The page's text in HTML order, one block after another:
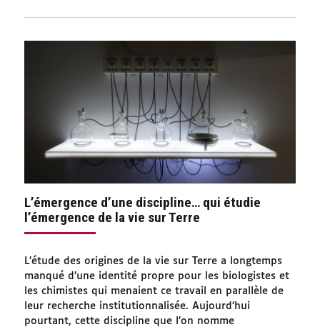
L’émergence d’une discipline… qui étudie
l’émergence de la vie sur Terre
L’étude des origines de la vie sur Terre a longtemps
manqué d’une identité propre pour les biologistes et
les chimistes qui menaient ce travail en parallèle de
leur recherche institutionnalisée. Aujourd’hui
pourtant, cette discipline que l’on nomme